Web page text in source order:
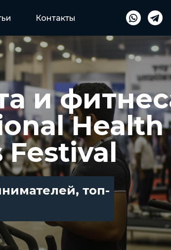
Контакты
и
Health
Festival
топ-